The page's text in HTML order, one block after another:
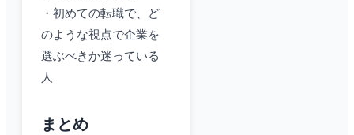
・初めての転職で、ど
のような視点で企業を
選ぶべきか迷っている
人
まとめ